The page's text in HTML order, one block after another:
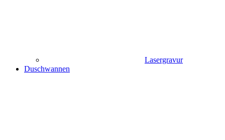
Lasergravur
Duschwannen